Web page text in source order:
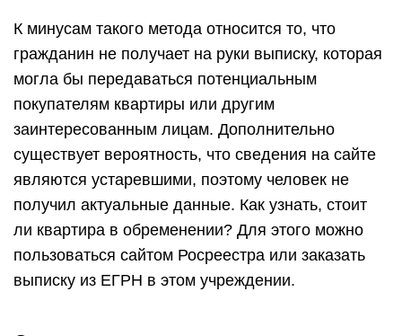
К минусам такого метода относится то, что
гражданин не получает на руки выписку, которая
могла бы передаваться потенциальным
покупателям квартиры или другим
заинтересованным лицам. Дополнительно
существует вероятность, что сведения на сайте
являются устаревшими, поэтому человек не
получил актуальные данные. Как узнать, стоит
ли квартира в обременении? Для этого можно
пользоваться сайтом Росреестра или заказать
выписку из ЕГРН в этом учреждении.